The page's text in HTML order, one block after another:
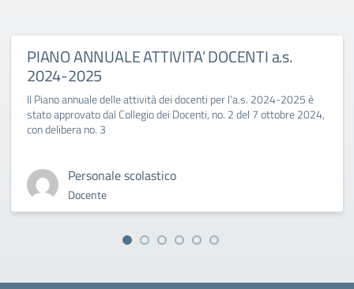
PIANO ANNUALE ATTIVITA’ DOCENTI a.s.
2024-2025
Il Piano annuale delle attività dei docenti per l'a.s. 2024-2025 è
stato approvato dal Collegio dei Docenti, no. 2 del 7 ottobre 2024,
con delibera no. 3
Personale scolastico
Docente